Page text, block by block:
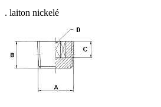
. laiton nickelé